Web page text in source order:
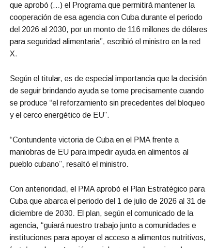
que aprobó (…) el Programa que permitirá mantener la
cooperación de esa agencia con Cuba durante el periodo
del 2026 al 2030, por un monto de 116 millones de dólares
para seguridad alimentaria”, escribió el ministro en la red
X.
Según el titular, es de especial importancia que la decisión
de seguir brindando ayuda se tome precisamente cuando
se produce “el reforzamiento sin precedentes del bloqueo
y el cerco energético de EU”.
“Contundente victoria de Cuba en el PMA frente a
maniobras de EU para impedir ayuda en alimentos al
pueblo cubano”, resaltó el ministro.
Con anterioridad, el PMA aprobó el Plan Estratégico para
Cuba que abarca el periodo del 1 de julio de 2026 al 31 de
diciembre de 2030. El plan, según el comunicado de la
agencia, “guiará nuestro trabajo junto a comunidades e
instituciones para apoyar el acceso a alimentos nutritivos,